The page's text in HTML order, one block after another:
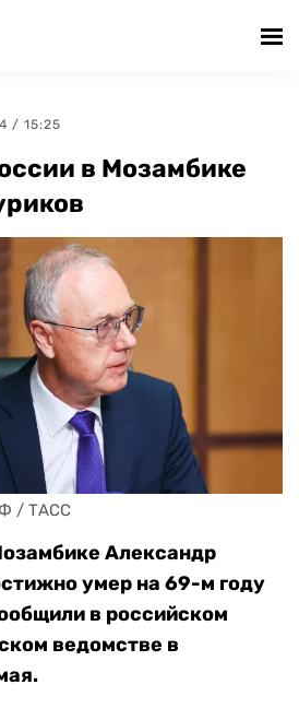
/ 15:25
в Мозамбике
/ ТАСС
Александр
умер на 69-м году
в российском
ведомстве в